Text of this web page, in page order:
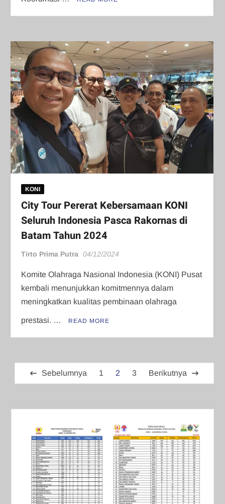
KONI
City Tour Pererat Kebersamaan KONI
Seluruh Indonesia Pasca Rakornas di
Batam Tahun 2024
Tirto Prima Putra 04/12/2024
Komite Olahraga Nasional Indonesia (KONI) Pusat
kembali menunjukkan komitmennya dalam
meningkatkan kualitas pembinaan olahraga
prestasi. … READ MORE
Paginasi
pos
Sebelumnya 1 2 3 Berikutnya